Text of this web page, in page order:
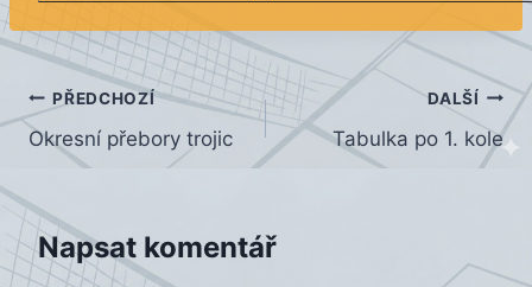
Navigace
pro
příspěvek
PŘEDCHOZÍ
Okresní přebory trojic
DALŠÍ
Tabulka po 1. kole
Napsat komentář